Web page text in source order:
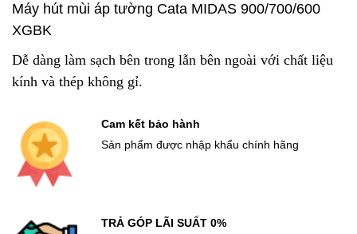
Máy hút mùi áp tường Cata MIDAS 900/700/600
XGBK
Dễ dàng làm sạch bên trong lẫn bên ngoài với chất liệu
kính và thép không gỉ.
Cam kết bảo hành
Sản phẩm được nhập khẩu chính hãng
TRẢ GÓP LÃI SUẤT 0%